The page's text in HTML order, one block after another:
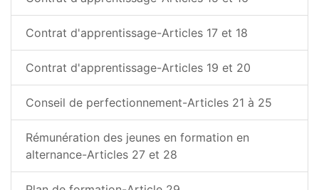
Contrat d'apprentissage-Articles 17 et 18
Contrat d'apprentissage-Articles 19 et 20
Conseil de perfectionnement-Articles 21 à 25
Rémunération des jeunes en formation en
alternance-Articles 27 et 28